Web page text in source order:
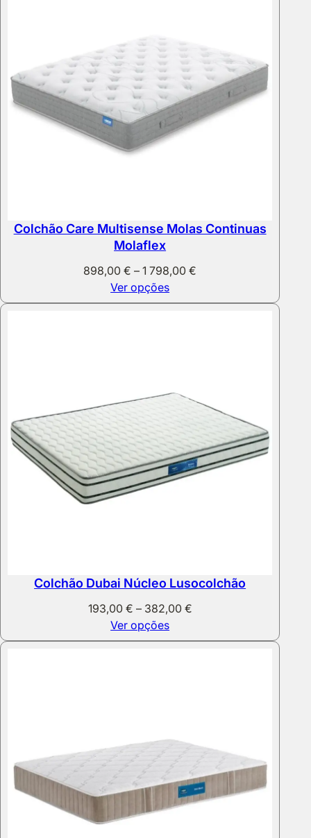
Colchão Care Multisense Molas Continuas
Molaflex
898,00€ – 1 798,00€
898,00 €
Ver opções
Colchão Dubai Núcleo Lusocolchão
193,00 € – 382,00 €Price
193,00 €
Ver opções